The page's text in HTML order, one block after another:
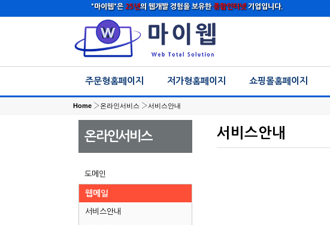
"마이웹"은25년의 웹개발 경험을 보유한종합인터넷기업입니다.
주문형홈페이지 저가형홈페이지 쇼핑몰홈페이지
Home ›온라인서비스 ›서비스안내
온라인서비스
도메인
웹메일
서비스안내
서비스안내